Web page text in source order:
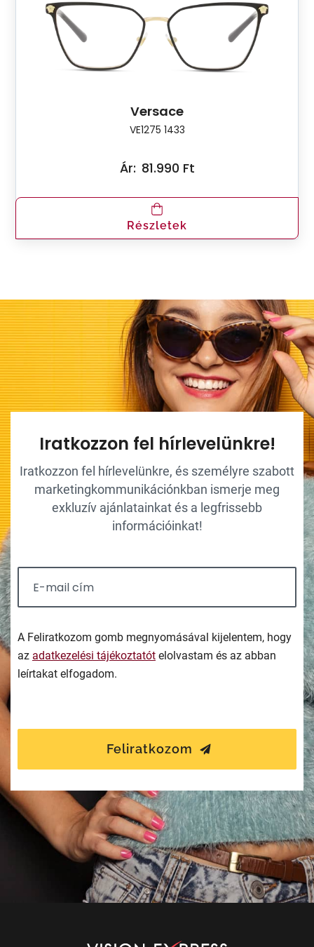
Versace
VE1275 1433
Ár: 81.990 Ft
Részletek
Iratkozzon fel hírlevelünkre!
Iratkozzon fel hírlevelünkre, és személyre szabott
marketingkommunikációnkban ismerje meg
exkluzív ajánlatainkat és a legfrissebb
információinkat!
A Feliratkozom gomb megnyomásával kijelentem, hogy
az adatkezelési tájékoztatót elolvastam és az abban
leírtakat elfogadom.
Feliratkozom